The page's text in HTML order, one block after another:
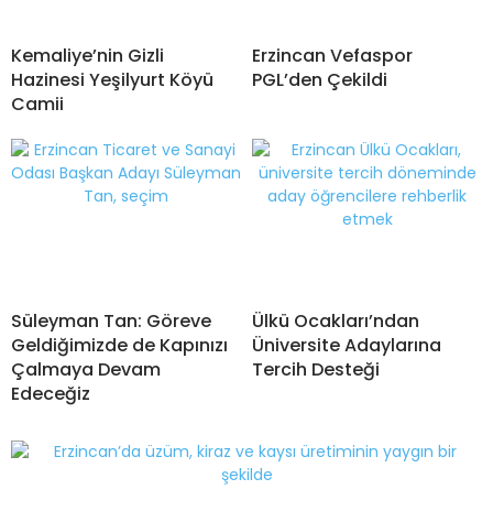
Kemaliye’nin Gizli
Hazinesi Yeşilyurt Köyü
Camii
Erzincan Vefaspor
PGL’den Çekildi
Süleyman Tan: Göreve
Geldiğimizde de Kapınızı
Çalmaya Devam
Edeceğiz
Ülkü Ocakları’ndan
Üniversite Adaylarına
Tercih Desteği